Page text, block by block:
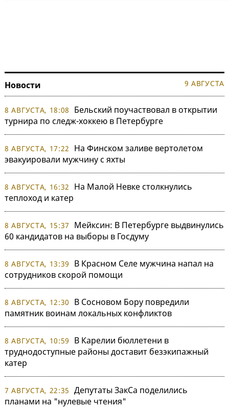
Новости 9 АВГУСТА
8 АВГУСТА, 18:08
Бельский поучаствовал в открытии
турнира по следж-хоккею в Петербурге
8 АВГУСТА, 17:22
На Финском заливе вертолетом
эвакуировали мужчину с яхты
8 АВГУСТА, 16:32
На Малой Невке столкнулись
теплоход и катер
8 АВГУСТА, 15:37
Мейксин: В Петербурге выдвинулись
60 кандидатов на выборы в Госдуму
8 АВГУСТА, 13:39
В Красном Селе мужчина напал на
сотрудников скорой помощи
8 АВГУСТА, 12:30
В Сосновом Бору повредили
памятник воинам локальных конфликтов
8 АВГУСТА, 10:59
В Карелии бюллетени в
труднодоступные районы доставит безэкипажный
катер
7 АВГУСТА, 22:35 Депутаты ЗакСа поделились
планами на "нулевые чтения"